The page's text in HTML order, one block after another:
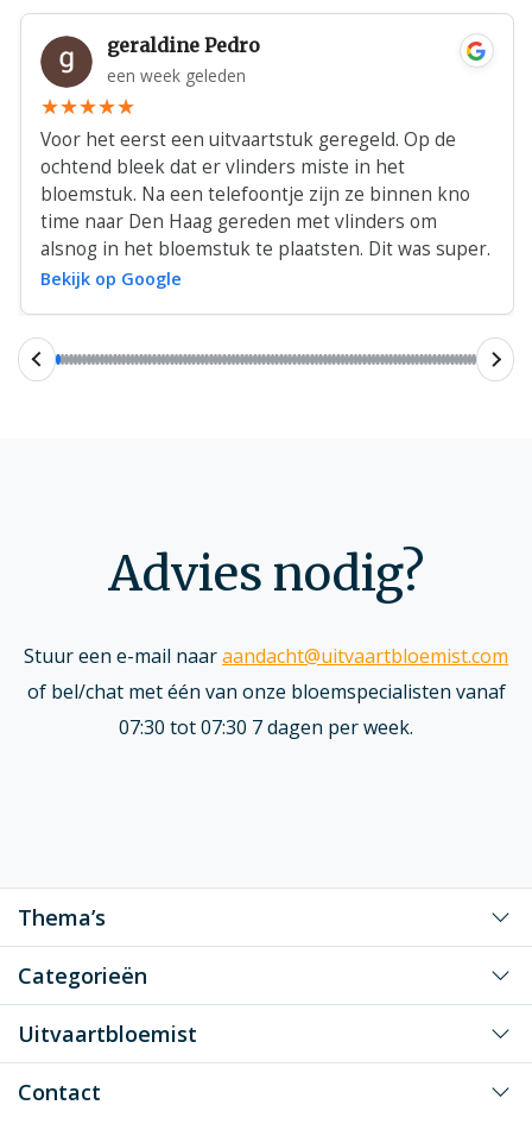
geraldine Pedro
een week geleden
Voor het eerst een uitvaartstuk geregeld. Op de
ochtend bleek dat er vlinders miste in het
bloemstuk. Na een telefoontje zijn ze binnen kno
time naar Den Haag gereden met vlinders om
alsnog in het bloemstuk te plaatsten. Dit was super.
Bekijk op Google
Advies nodig?
Stuur een e-mail naaraandacht@uitvaartbloemist.com
of bel/chat met één van onze bloemspecialisten vanaf
07:30 tot 07:30 7 dagen per week.
Thema’s
Voor mijn grote liefde
Voor mijn liefste vader/moeder
Voor mijn liefste opa/oma
Voor een dierbaar persoon
Voor onze gewaardeerde (zaken) relatie/collega
Categorieën
Klassiek rouwwerk
Speciaal gevormd rouwwerk
Gunstig geprijsd rouwwerk
Uitvaartbloemist
Rouwwerk bestellen
Contact